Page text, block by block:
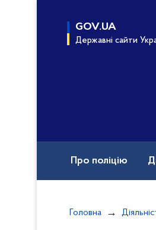
GOV.UA
Державні сайти
Про поліцію
Головна